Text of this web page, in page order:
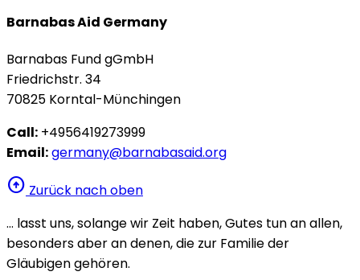
Barnabas Aid Germany
Barnabas Fund gGmbH
Friedrichstr. 34
70825 Korntal-Mϋnchingen
Call: +4956419273999
Email:germany@barnabasaid.org
arrow_circle_up Zurück nach oben
… lasst uns, solange wir Zeit haben, Gutes tun an allen,
besonders aber an denen, die zur Familie der
Gläubigen gehören.